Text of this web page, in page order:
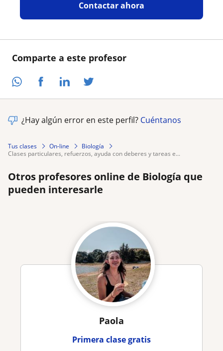
Comparte a este profesor
Contactar ahora
¿Hay algún error en este perfil? Cuéntanos
Tus clases On-line
Biología
clases particulares, refuerzos, ayuda con deberes y tareas e...
Otros profesores online de Biología que
pueden interesarle
Paola
Primera clase gratis